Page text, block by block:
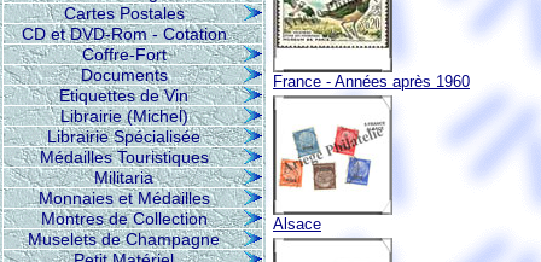
Cartes Postales
CD et DVD-Rom - Cotation
Coffre-Fort
Documents
Etiquettes de Vin
Librairie (Michel)
Librairie Spécialisée
Médailles Touristiques
Militaria
Monnaies et Médailles
Montres de Collection
Muselets de Champagne
France - Années après 1960
Alsace